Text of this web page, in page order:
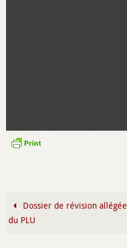
Dossier de révision allégée
du PLU